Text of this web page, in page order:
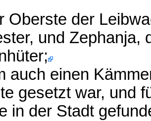
Oberste der
und Zephanja,
auch einen
gesetzt war, und
in der Stadt